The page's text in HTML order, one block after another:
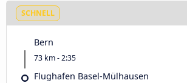
SCHNELL
Bern
73 km - 2:35
Flughafen Basel-Mülhausen